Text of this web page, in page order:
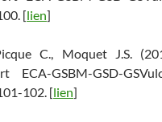
[lien]
C., Moquet J.S.
ECA-GSBM-GSD-
102. [lien]